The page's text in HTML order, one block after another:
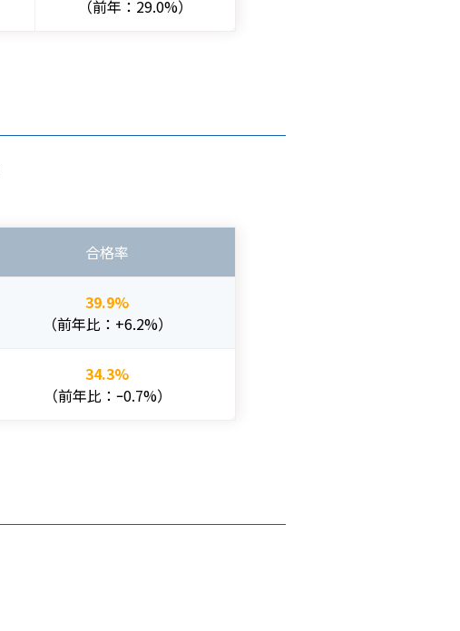
（前年：29.0%）
合格率
39.9%
（前年比：+6.2%）
34.3%
（前年比：ｰ0.7%）